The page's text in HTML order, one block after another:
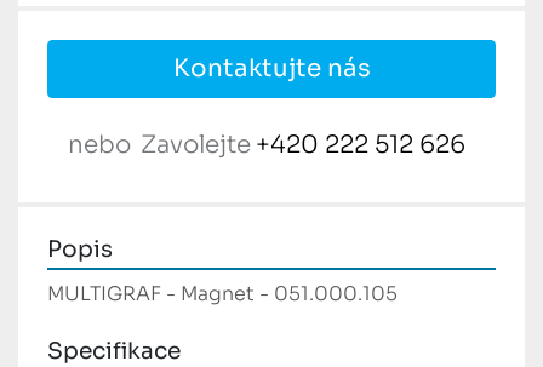
Kontaktujte nás
nebo Zavolejte +420 222 512 626
Popis
MULTIGRAF - Magnet - 051.000.105
Specifikace